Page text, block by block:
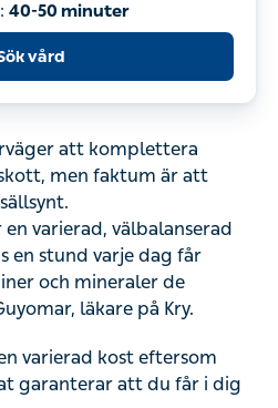
40-50 minuter
vård
att komplettera
men faktum är att
en varierad, välbalanserad
en stund varje dag får
och mineraler de
läkare på Kry.
varierad kost eftersom
garanterar att du får i dig